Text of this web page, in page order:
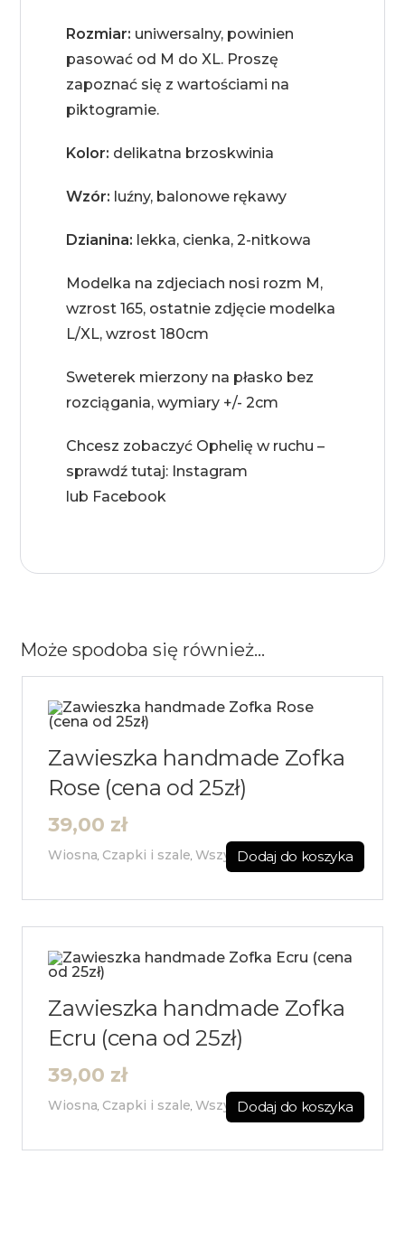
Rozmiar: uniwersalny, powinien
pasować od M do XL. Proszę
zapoznać się z wartościami na
piktogramie.
Kolor: delikatna brzoskwinia
Wzór: luźny, balonowe rękawy
Dzianina: lekka, cienka, 2-nitkowa
Modelka na zdjeciach nosi rozm M,
wzrost 165, ostatnie zdjęcie modelka
L/XL, wzrost 180cm
Sweterek mierzony na płasko bez
rozciągania, wymiary +/- 2cm
Chcesz zobaczyć Ophelię w ruchu –
sprawdź tutaj: Instagram
lub Facebook
Może spodoba się również…
Zawieszka handmade Zofka
Rose (cena od 25zł)
39,00 zł
Wiosna, Czapki i szale,WszystkieDodaj do koszyka
Zawieszka handmade Zofka
Ecru (cena od 25zł)
39,00 zł
Wiosna Czapki i szale ,WszystkieDodaj do koszyka